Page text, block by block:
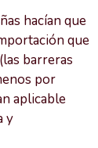
hacían que
que
barreras
por
aplicable
y